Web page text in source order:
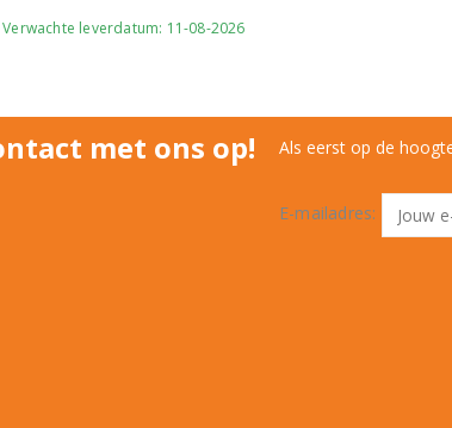
Verwachte leverdatum: 11-08-2026
met ons op! Als eerst op de
E-mailadres: